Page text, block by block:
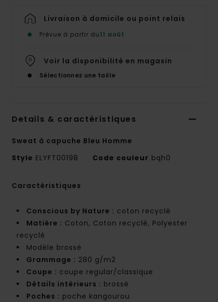
Livraison à domicile ou point relais
Prévue à partir du11 août
Voir la disponibilité en magasin
Sélectionnez une taille
Details & caractéristiques
Sweat à capuche Bleu Homme
Style ELYFT00198 Code couleur bqh0
Caractéristiques
Conscious by Nature : coton recyclé
Matière : Coton, Coton recyclé, Polyester
recyclé
Modèle brossé
Grammage : 280 g/m2
Coupe : coupe regular/classique
Détails intérieurs : brossé
Poches : poche kangourou